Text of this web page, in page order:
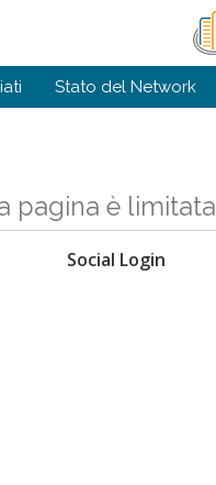
Stato del Network
pagina è limitata
Social Login